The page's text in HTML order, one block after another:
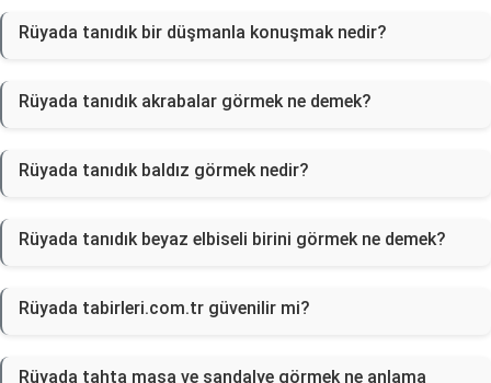
Rüyada tanıdık bir düşmanla konuşmak nedir?
Rüyada tanıdık akrabalar görmek ne demek?
Rüyada tanıdık baldız görmek nedir?
Rüyada tanıdık beyaz elbiseli birini görmek ne demek?
Rüyada tabirleri.com.tr güvenilir mi?
Rüyada tahta masa ve sandalye görmek ne anlama